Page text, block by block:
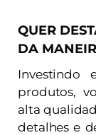
QUER
DA
Investindo
produtos,
alta
detalhes e